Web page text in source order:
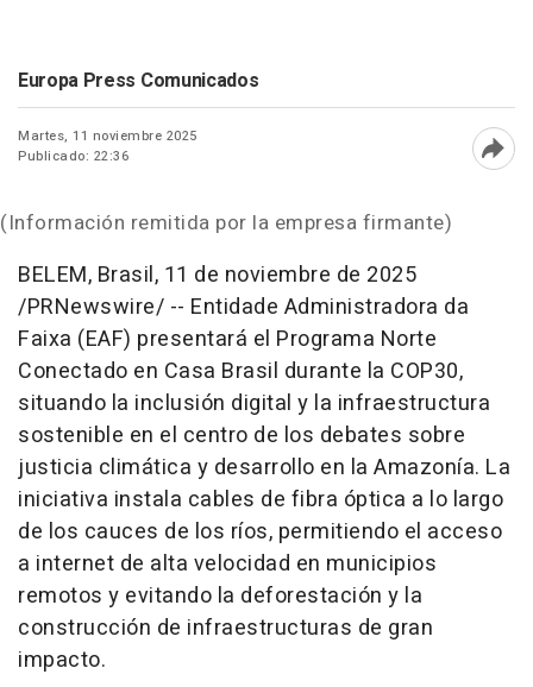
Europa Press Comunicados
Martes, 11 noviembre 2025
Publicado: 22:36
(Información remitida por la empresa firmante)
BELEM, Brasil, 11 de noviembre de 2025
/PRNewswire/ -- Entidade Administradora da
Faixa (EAF) presentará el Programa Norte
Conectado en Casa Brasil durante la COP30,
situando la inclusión digital y la infraestructura
sostenible en el centro de los debates sobre
justicia climática y desarrollo en la Amazonía. La
iniciativa instala cables de fibra óptica a lo largo
de los cauces de los ríos, permitiendo el acceso
a internet de alta velocidad en municipios
remotos y evitando la deforestación y la
construcción de infraestructuras de gran
impacto.